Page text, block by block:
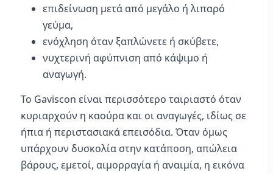
επιδείνωση μετά από μεγάλο ή λιπαρό
γεύμα,
ενόχληση όταν ξαπλώνετε ή σκύβετε,
νυχτερινή αφύπνιση από κάψιμο ή
αναγωγή.
Το Gaviscon είναι περισσότερο ταιριαστό όταν
κυριαρχούν η καούρα και οι αναγωγές, ιδίως σε
ήπια ή περιστασιακά επεισόδια. Όταν όμως
υπάρχουν δυσκολία στην κατάποση, απώλεια
βάρους, εμετοί, αιμορραγία ή αναιμία, η εικόνα